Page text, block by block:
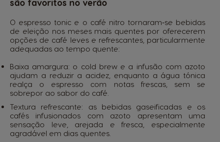
são favoritos no verão
O espresso tonic e o café nitro tornaram‑se bebidas
de eleição nos meses mais quentes por oferecerem
opções de café leves e refrescantes, particularmente
adequadas ao tempo quente:
Baixa amargura: o cold brew e a infusão com azoto
ajudam a reduzir a acidez, enquanto a água tónica
realça o espresso com notas frescas, sem se
sobrepor ao sabor do café.
Textura refrescante: as bebidas gaseificadas e os
cafés infusionados com azoto apresentam uma
sensação leve, arejada e fresca, especialmente
agradável em dias quentes.